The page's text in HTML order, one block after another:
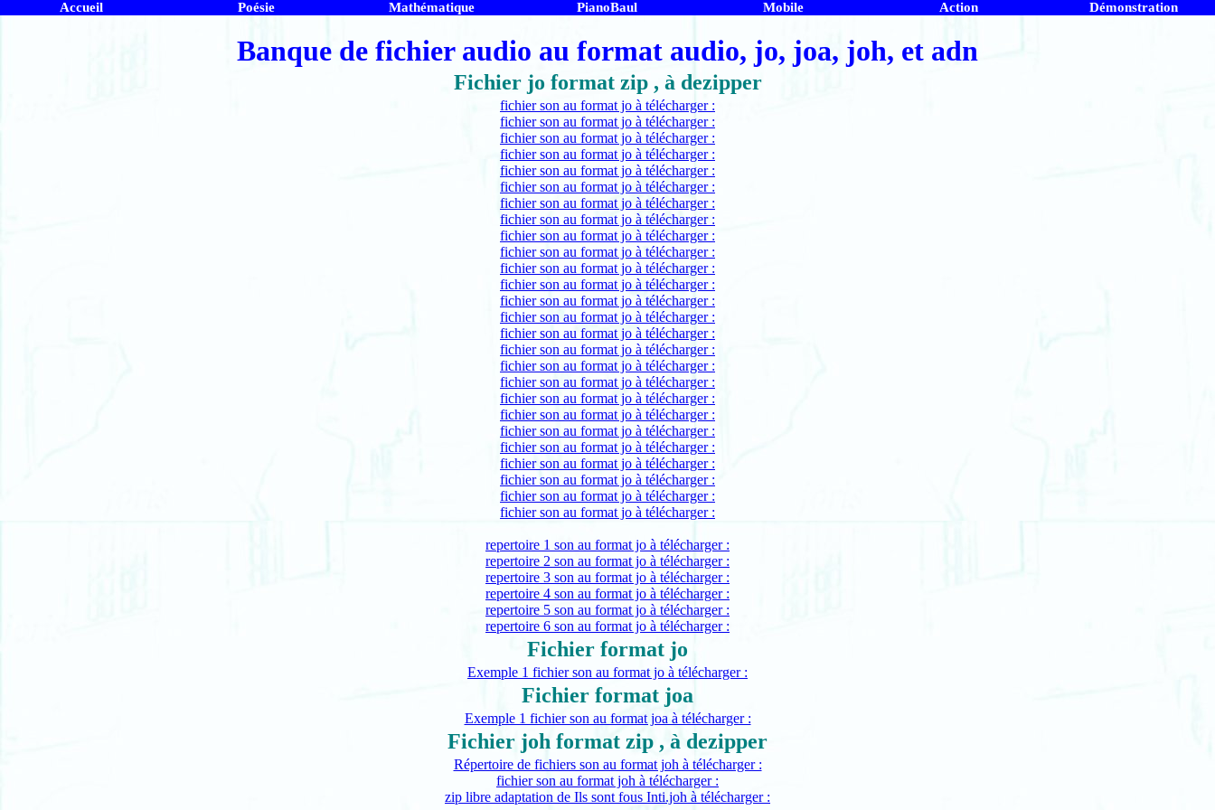
Accueil Poésie Mathématique PianoBaul Mobile Action Démonstration
Banque de fichier audio au format audio, jo, joa, joh, et adn
Fichier jo format zip , à dezipper
fichier son au format jo à télécharger :
fichier son au format jo à télécharger :
fichier son au format jo à télécharger :
fichier son au format jo à télécharger :
fichier son au format jo à télécharger :
fichier son au format jo à télécharger :
fichier son au format jo à télécharger :
fichier son au format jo à télécharger :
fichier son au format jo à télécharger :
fichier son au format jo à télécharger :
fichier son au format jo à télécharger :
fichier son au format jo à télécharger :
fichier son au format jo à télécharger :
fichier son au format jo à télécharger :
fichier son au format jo à télécharger :
fichier son au format jo à télécharger :
fichier son au format jo à télécharger :
fichier son au format jo à télécharger :
fichier son au format jo à télécharger :
fichier son au format jo à télécharger :
fichier son au format jo à télécharger :
fichier son au format jo à télécharger :
fichier son au format jo à télécharger :
fichier son au format jo à télécharger :
fichier son au format jo à télécharger :
fichier son au format jo à télécharger :
repertoire 1 son au format jo à télécharger :
repertoire 2 son au format jo à télécharger :
repertoire 3 son au format jo à télécharger :
repertoire 4 son au format jo à télécharger :
repertoire 5 son au format jo à télécharger :
repertoire 6 son au format jo à télécharger :
Fichier format jo
Exemple 1 fichier son au format jo à télécharger :
Fichier format joa
Exemple 1 fichier son au format joa à télécharger :
Fichier joh format zip , à dezipper
Répertoire de fichiers son au format joh à télécharger :
fichier son au format joh à télécharger :
zip libre adaptation de Ils sont fous Inti.joh à télécharger :